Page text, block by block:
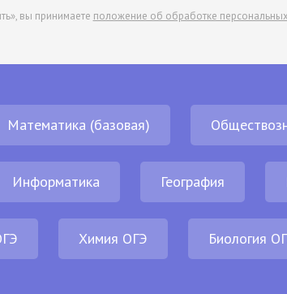
вы принимаете положение об обработке
Математика (базовая)
Информатика География
Химия ОГЭ Биология